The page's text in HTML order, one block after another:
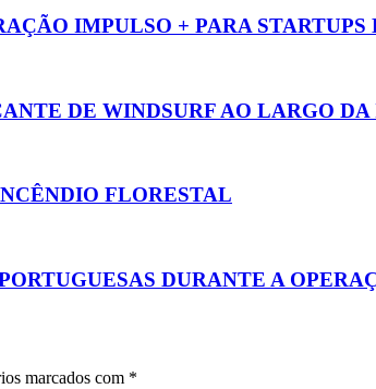
IMPULSO + PARA
DE WINDSURF AO LARGO
FLORESTAL
DURANTE A
marcados com *